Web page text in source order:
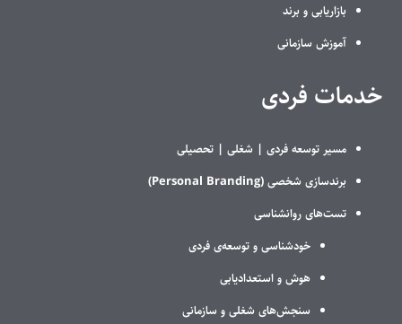
بازاریابی و برند
آموزش سازمانی
خدمات فردی
مسیر توسعه فردی | شغلی |تحصیلی
برندسازی شخصی (Personal Branding)
تست‌های روانشناسی
خودشناسی و توسعه‌ی فردی
هوش و استعدادیابی
سنجش‌های شغلی و سازمانی